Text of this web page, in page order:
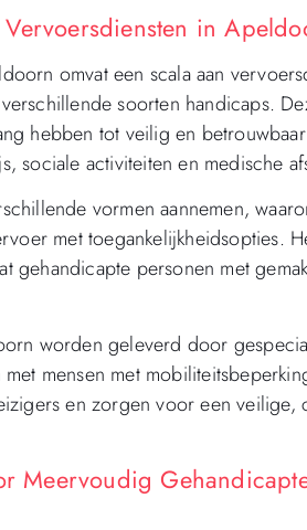
in
omvat een scala aan
soorten handicaps.
hebben tot veilig en
sociale activiteiten en medische
vormen aannemen,
met toegankelijkheidsopties.
gehandicapte personen met
worden geleverd door
mensen met
en zorgen voor een
Meervoudig